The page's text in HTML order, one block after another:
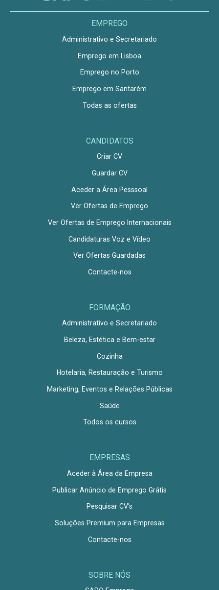
EMPREGO
Administrativo e Secretariado
Emprego em Lisboa
Emprego no Porto
Emprego em Santarém
Todas as ofertas
CANDIDATOS
Criar CV
Guardar CV
Aceder a Área Pesssoal
Ver Ofertas de Emprego
Ver Ofertas de Emprego Internacionais
Candidaturas Voz e Vídeo
Ver Ofertas Guardadas
Contacte-nos
FORMAÇÃO
Administrativo e Secretariado
Beleza, Estética e Bem-estar
Cozinha
Hotelaria, Restauração e Turismo
Marketing, Eventos e Relações Públicas
Saúde
Todos os cursos
EMPRESAS
Aceder à Área da Empresa
Publicar Anúncio de Emprego Grátis
Pesquisar CV's
Soluções Premium para Empresas
Contacte-nos
SOBRE NÓS